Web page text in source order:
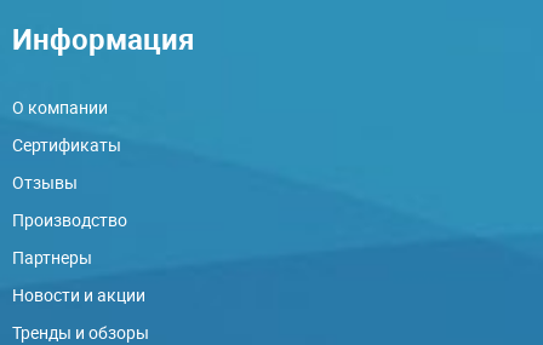
Информация
О компании
Сертификаты
Отзывы
Производство
Партнеры
Новости и акции
Тренды и обзоры